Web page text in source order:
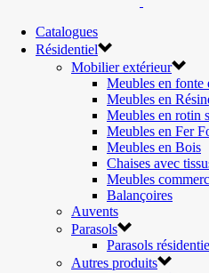
Catalogues
Résidentiel
Mobilier extérieur
Meubles en fonte
Meubles en
Meubles en rotin
Meubles en Fer
Meubles en Bois
Chaises avec
Meubles
Balançoires
Auvents
Parasols
Parasols
Autres produits